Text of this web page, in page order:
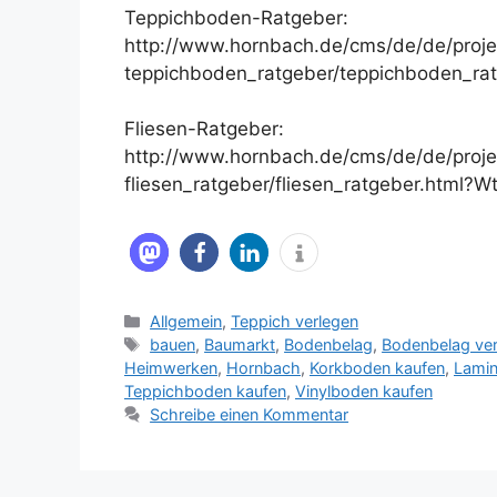
Teppichboden-Ratgeber:
http://www.hornbach.de/cms/de/de/
teppichboden_ratgeber/
Fliesen-Ratgeber:
http://www.hornbach.de/cms/de/de/
fliesen_ratgeber/
Kategorien
Allgemein,Teppich verlegen
Schlagwörter
bauen, Baumarkt, Bodenbelag, Bodenbelag
Heimwerken, Hornbach, Korkboden kaufen,
Teppichboden kaufen, Vinylboden kaufen
Schreibe einen Kommentar